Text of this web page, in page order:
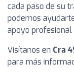
cada paso de su
podemos
apoyo
Visítanos en Cra
para más